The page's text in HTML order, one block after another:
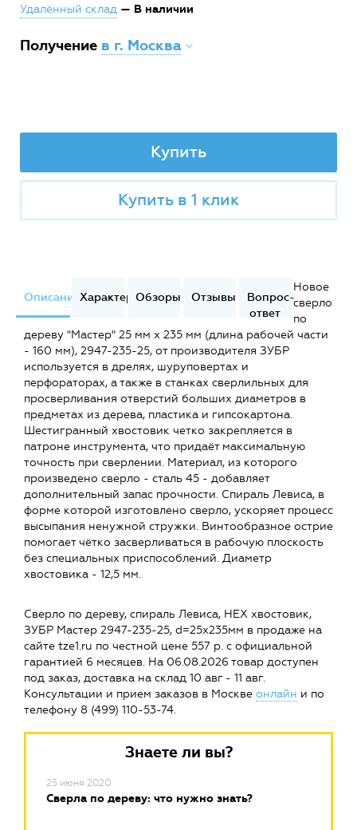
Удалённый склад — В наличии
Получение в г. Москва
Купить
Купить в 1 клик
ОписаниеХарактеристики
Обзоры Отзывы
Вопрос-
ответ
Новое
сверло
по
дереву "Мастер" 25 мм х 235 мм (длина рабочей части
- 160 мм), 2947-235-25, от производителя ЗУБР
используется в дрелях, шуруповертах и
перфораторах, а также в станках сверлильных для
просверливания отверстий больших диаметров в
предметах из дерева, пластика и гипсокартона.
Шестигранный хвостовик четко закрепляется в
патроне инструмента, что придаёт максимальную
точность при сверлении. Материал, из которого
произведено сверло - сталь 45 - добавляет
дополнительный запас прочности. Спираль Левиса, в
форме которой изготовлено сверло, ускоряет процесс
высыпания ненужной стружки. Винтообразное острие
помогает чётко засверливаться в рабочую плоскость
без специальных приспособлений. Диаметр
хвостовика - 12,5 мм.
Сверло по дереву, спираль Левиса, HEX хвостовик,
ЗУБР Мастер 2947-235-25, d=25х235мм в продаже на
сайте tze1.ru по честной цене 557 р. с официальной
гарантией 6 месяцев. На 06.08.2026 товар доступен
под заказ, доставка на склад 10 авг - 11 авг.
Консультации и прием заказов в Москве онлайн и по
телефону 8 (499) 110-53-74.
Знаете ли вы?
25 июня 2020
Сверла по дереву: что нужно знать?